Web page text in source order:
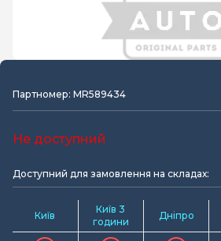
Партномер: MR589434
Не доступний
Доступний для замовлення на складах:
Київ
Київ 3
години
Дніпро